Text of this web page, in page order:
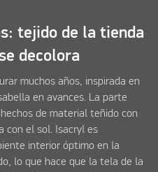
tejido de la tienda
decolora
muchos años, inspirada en
en avances. La parte
de material teñido con
con el sol. Isacryl es
interior óptimo en la
lo que hace que la tela de la